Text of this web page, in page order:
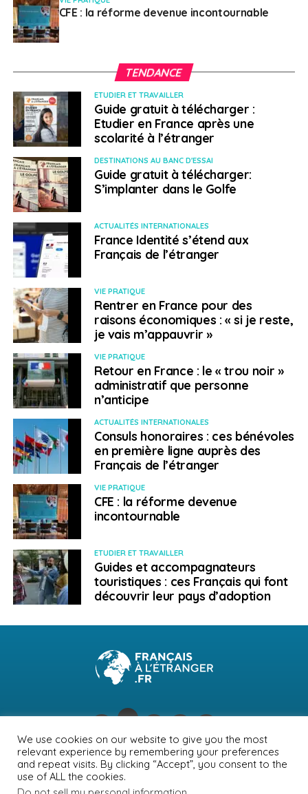
CFE : la réforme devenue incontournable
TENDANCE
ETUDIER ET TRAVAILLER
Guide gratuit à télécharger :
Etudier en France après une
scolarité à l’étranger
DESTINATIONS AU BANC D'ESSAI
Guide gratuit à télécharger:
S’implanter dans le Golfe
ACTUALITÉS INTERNATIONALES
France Identité s’étend aux
Français de l’étranger
VIE PRATIQUE
Rentrer en France pour des
raisons économiques : « si je reste,
je vais m’appauvrir »
VIE PRATIQUE
Retour en France : le « trou noir »
administratif que personne
n’anticipe
ACTUALITÉS INTERNATIONALES
Consuls honoraires : ces bénévoles
en première ligne auprès des
Français de l’étranger
VIE PRATIQUE
CFE : la réforme devenue
incontournable
ETUDIER ET TRAVAILLER
Guides et accompagnateurs
touristiques : ces Français qui font
découvrir leur pays d’adoption
NEWSLETTER PUBLICITÉ CONTACTS
MENTIONS LÉGALES
POLITIQUE DE CONFIDENTIALITÉ
We use cookies on our website to give you the most
relevant experience by remembering your preferences
and repeat visits. By clicking “Accept”, you consent to the
use of ALL the cookies.